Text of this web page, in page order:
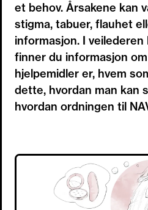
et behov. Årsakene kan
stigma, tabuer, flauhet
informasjon. I veilederen
finner du informasjon
hjelpemidler er, hvem
dette, hvordan man kan
hvordan ordningen til